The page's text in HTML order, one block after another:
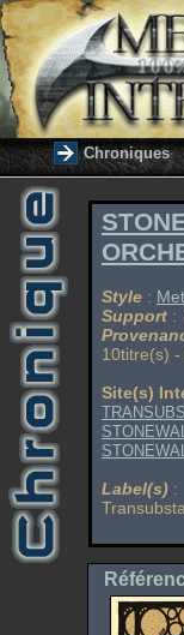
Chroniques
Style :
Support :
10titre(s)
Site(s)
Label(s) :